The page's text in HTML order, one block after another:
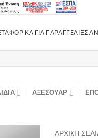
ΓΙΑ ΠΑΡΑΓΓΕΛΊΕΣ
ΑΞΕΣΟΥΆΡ
ΑΡΧΙΚΉ